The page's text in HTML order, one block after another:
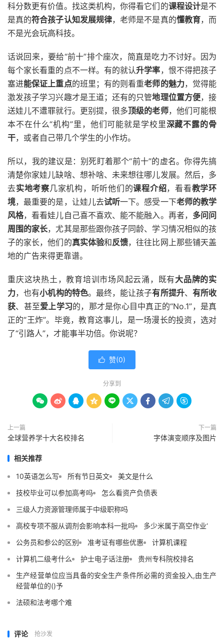
科分数更有价值。找这类机构，你得看它们的课程设计是不
是真的符合孩子认知发展规律，老师是不是真的懂教育，而
不是光会玩高科技。
话说回来，要给“前十”排个座次，简直是吃力不讨好。因为
每个家长看重的点不一样。有的就认升学率，恨不得把孩子
塞进能保证上重点的班里；有的则看重老师的魅力，觉得能
激发孩子学习兴趣才是王道；还有的只管地理位置方便，接
送娃儿不遭罪就行。更别提，很多顶级的老师，他们可能根
本不在什么“机构”里，他们可能就是学校里深藏不露的骨
干，或者自己带几个学生的小作坊。
所以，我的建议是：别死盯着那个“前十”的虚名。你得先搞
清楚你家娃儿缺啥、想补啥、未来想往哪儿发展。然后，多
去实地考察几家机构，听听他们的课程介绍，看看教学环
境，最重要的是，让娃儿去试听一下。感受一下老师的教学
风格，看看娃儿自己喜不喜欢、能不能融入。再者， 多问问
周围的家长，尤其是那些跟你孩子同龄、学习情况相似的孩
子的家长，他们的真实体验和反馈，往往比网上那些铺天盖
地的广告来得更靠谱。
重庆这块热土，教育培训市场风起云涌，既有大品牌的实
力，也有小机构的特色。最终，能让孩子有所提升、 有所收
获、甚至爱上学习的，那才是你心目中真正的“No.1”，是真
正的“王炸”。毕竟，教育这事儿，是一场漫长的投资，选对
了“引路人”，才能事半功倍。你说呢？
 赞(0)
分享到
        
上一篇
全球营养学十大名校排名
下一篇
字体演变顺序及图片
相关推荐
10英语怎么写 所有节日英文
美文是什么
技校毕业可以参加高考吗
怎么看资产负债表
三级人力资源管理师属于中级职称吗
高校专项不服从调剂会影响本科一批吗
多少米属于高空作业‘
公务员和参公的区别
准考证有哪些优惠
计算机课程
计算机二级考什么
护士电子话注册
贵州专科院校排名
生产经营单位应当具备的安全生产条件所必需的资金投入,由生产
经营单位的()予
法硕和法考哪个难
评论 抢沙发